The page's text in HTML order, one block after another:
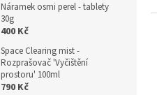
Náramek osmi perel - tablety
30g
400 Kč
Space Clearing mist -
Rozprašovač 'Vyčištění
prostoru' 100ml
790 Kč